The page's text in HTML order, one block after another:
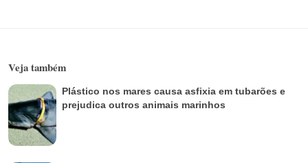
Veja também
Plástico nos mares causa asfixia em tubarões e
prejudica outros animais marinhos